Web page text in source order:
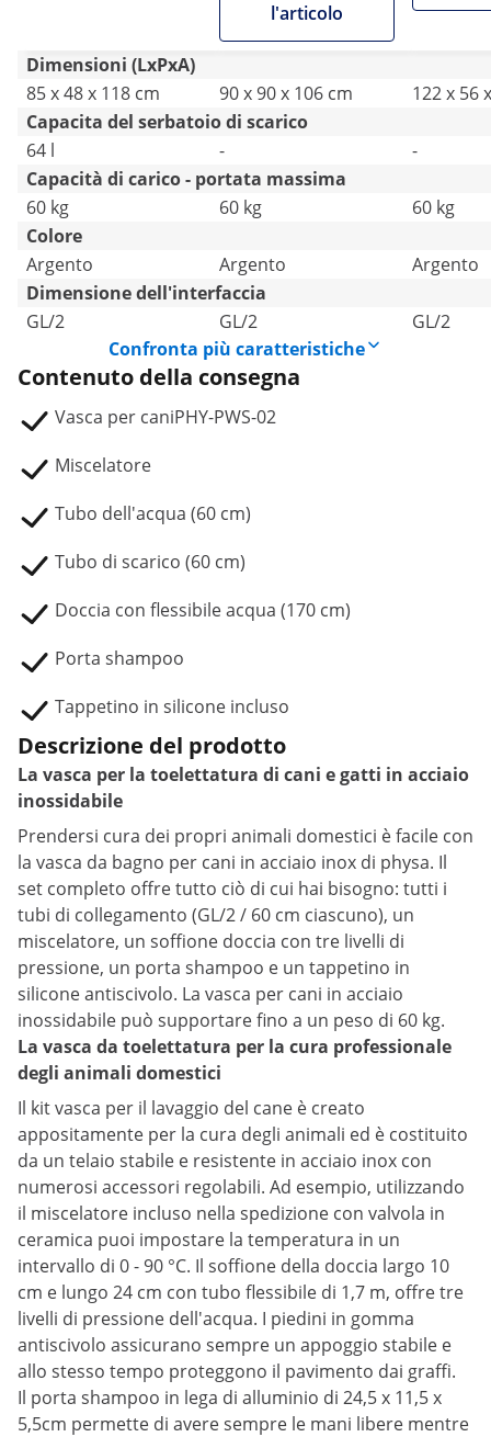
l'articolo
Dimensioni (LxPxA)
85 x 48 x 118 cm
90 x 90 x 106 cm
122 x 56
Capacita del serbatoio di scarico
64 l
-
-
Capacità di carico - portata massima
60 kg
60 kg
60 kg
Colore
Argento
Argento
Argento
Dimensione dell'interfaccia
GL/2
GL/2
GL/2
Confronta più caratteristiche
Contenuto della consegna
Vasca per caniPHY-PWS-02
Miscelatore
Tubo dell'acqua (60 cm)
Tubo di scarico (60 cm)
Doccia con flessibile acqua (170 cm)
Porta shampoo
Tappetino in silicone incluso
Descrizione del prodotto
La vasca per la toelettatura di cani e gatti in acciaio
inossidabile
Prendersi cura dei propri animali domestici è facile con
la vasca da bagno per cani in acciaio inox di physa. Il
set completo offre tutto ciò di cui hai bisogno: tutti i
tubi di collegamento (GL/2 / 60 cm ciascuno), un
miscelatore, un soffione doccia con tre livelli di
pressione, un porta shampoo e un tappetino in
silicone antiscivolo. La vasca per cani in acciaio
inossidabile può supportare fino a un peso di 60 kg.
La vasca da toelettatura per la cura professionale
degli animali domestici
Il kit vasca per il lavaggio del cane è creato
appositamente per la cura degli animali ed è costituito
da un telaio stabile e resistente in acciaio inox con
numerosi accessori regolabili. Ad esempio, utilizzando
il miscelatore incluso nella spedizione con valvola in
ceramica puoi impostare la temperatura in un
intervallo di 0 - 90 °C. Il soffione della doccia largo 10
cm e lungo 24 cm con tubo flessibile di 1,7 m, offre tre
livelli di pressione dell'acqua. I piedini in gomma
antiscivolo assicurano sempre un appoggio stabile e
allo stesso tempo proteggono il pavimento dai graffi.
Il porta shampoo in lega di alluminio di 24,5 x 11,5 x
5,5cm permette di avere sempre le mani libere mentre